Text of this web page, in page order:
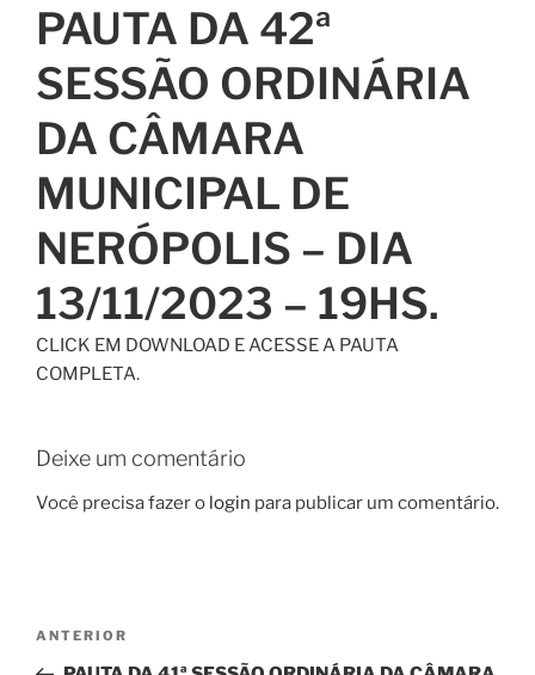
PAUTA DA 42ª
SESSÃO ORDINÁRIA
DA CÂMARA
MUNICIPAL DE
NERÓPOLIS – DIA
13/11/2023 – 19HS.
CLICK EM DOWNLOAD E ACESSE A PAUTA
COMPLETA.
Deixe um comentário
Você precisa fazer o login para publicar um comentário.
ANTERIOR